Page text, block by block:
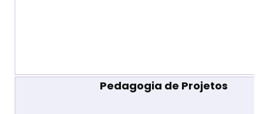
Pedagogia de Projetos